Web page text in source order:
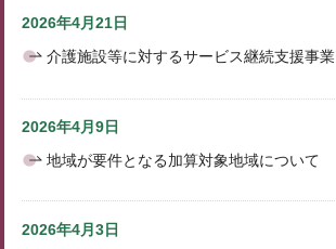
2026年4月21日
介護施設等に対するサービス継続支援事業
2026年4月9日
地域が要件となる加算対象地域について
2026年4月3日